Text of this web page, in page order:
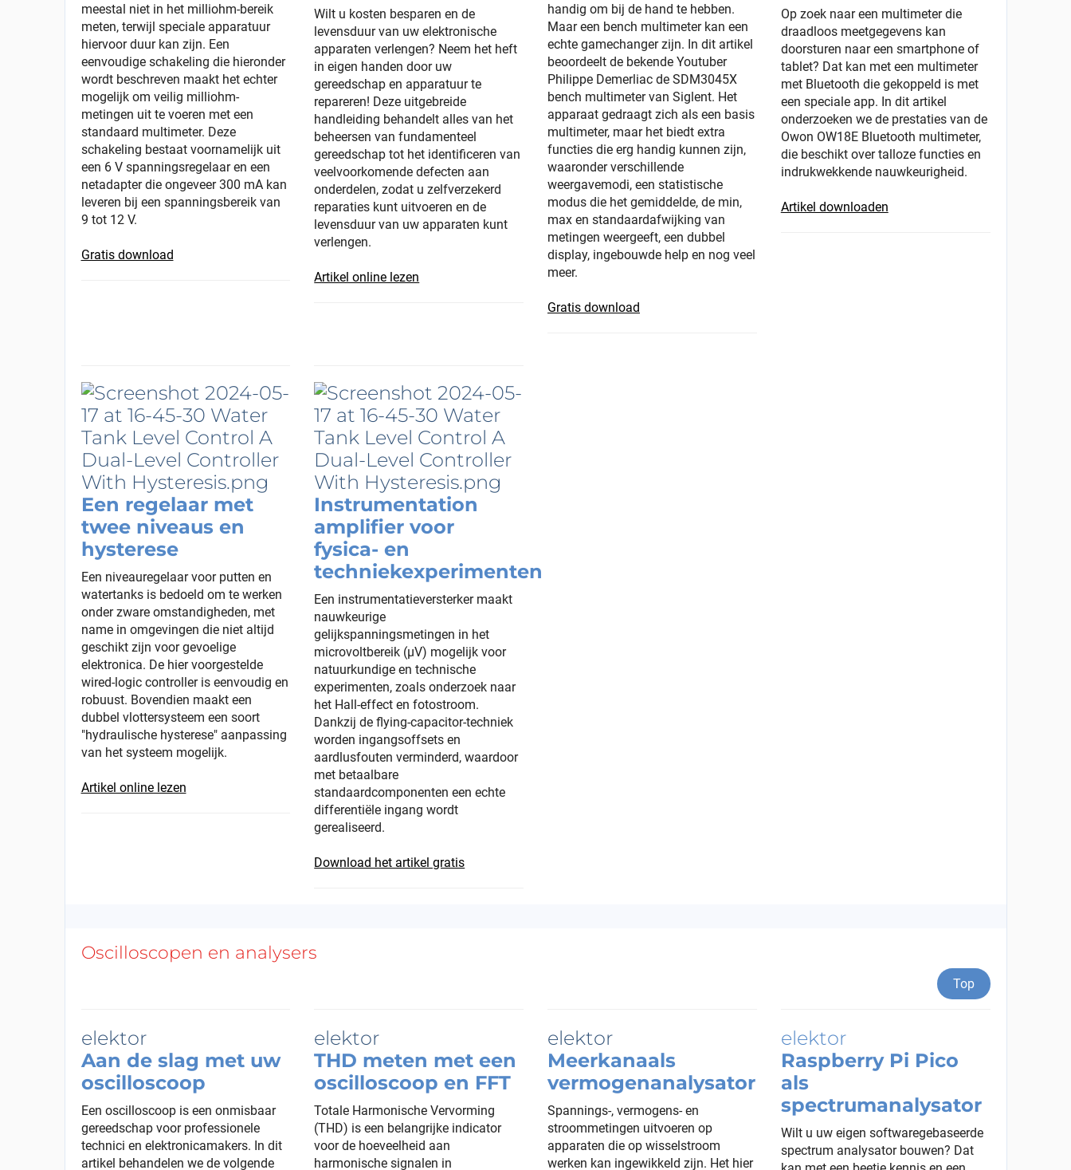
meestal niet in het milliohm-bereik
meten, terwijl speciale apparatuur
hiervoor duur kan zijn. Een
eenvoudige schakeling die hieronder
wordt beschreven maakt het echter
mogelijk om veilig milliohm-
metingen uit te voeren met een
standaard multimeter. Deze
schakeling bestaat voornamelijk uit
een 6 V spanningsregelaar en een
netadapter die ongeveer 300 mA kan
leveren bij een spanningsbereik van
9 tot 12 V.
Gratis download
Wilt u kosten besparen en de
levensduur van uw elektronische
apparaten verlengen? Neem het heft
in eigen handen door uw
gereedschap en apparatuur te
repareren! Deze uitgebreide
handleiding behandelt alles van het
beheersen van fundamenteel
gereedschap tot het identificeren van
veelvoorkomende defecten aan
onderdelen, zodat u zelfverzekerd
reparaties kunt uitvoeren en de
levensduur van uw apparaten kunt
verlengen.
Artikel online lezen
handig om bij de hand te hebben.
Maar een bench multimeter kan een
echte gamechanger zijn. In dit artikel
beoordeelt de bekende Youtuber
Philippe Demerliac de SDM3045X
bench multimeter van Siglent. Het
apparaat gedraagt zich als een basis
multimeter, maar het biedt extra
functies die erg handig kunnen zijn,
waaronder verschillende
weergavemodi, een statistische
modus die het gemiddelde, de min,
max en standaardafwijking van
metingen weergeeft, een dubbel
display, ingebouwde help en nog veel
meer.
Gratis download
Op zoek naar een multimeter die
draadloos meetgegevens kan
doorsturen naar een smartphone of
tablet? Dat kan met een multimeter
met Bluetooth die gekoppeld is met
een speciale app. In dit artikel
onderzoeken we de prestaties van de
Owon OW18E Bluetooth multimeter,
die beschikt over talloze functies en
indrukwekkende nauwkeurigheid.
Artikel downloaden
Een regelaar met
twee niveaus en
hysterese
Een niveauregelaar voor putten en
watertanks is bedoeld om te werken
onder zware omstandigheden, met
name in omgevingen die niet altijd
geschikt zijn voor gevoelige
elektronica. De hier voorgestelde
wired-logic controller is eenvoudig en
robuust. Bovendien maakt een
dubbel vlottersysteem een soort
"hydraulische hysterese" aanpassing
van het systeem mogelijk.
Artikel online lezen
Instrumentation
amplifier voor
fysica- en
techniekexperimenten
Een instrumentatieversterker maakt
nauwkeurige
gelijkspanningsmetingen in het
microvoltbereik (µV) mogelijk voor
natuurkundige en technische
experimenten, zoals onderzoek naar
het Hall-effect en fotostroom.
Dankzij de flying-capacitor-techniek
worden ingangsoffsets en
aardlusfouten verminderd, waardoor
met betaalbare
standaardcomponenten een echte
differentiële ingang wordt
gerealiseerd.
Download het artikel gratis
Oscilloscopen en analysers
Top
Aan de slag met uw
oscilloscoop
Een oscilloscoop is een onmisbaar
gereedschap voor professionele
technici en elektronicamakers. In dit
artikel behandelen we de volgende
THD meten met een
oscilloscoop en FFT
Totale Harmonische Vervorming
(THD) is een belangrijke indicator
voor de hoeveelheid aan
harmonische signalen in
Meerkanaals
vermogenanalysator
Spannings-, vermogens- en
stroommetingen uitvoeren op
apparaten die op wisselstroom
werken kan ingewikkeld zijn. Het hier
Raspberry Pi Pico
als
spectrumanalysator
Wilt u uw eigen softwaregebaseerde
spectrum analysator bouwen? Dat